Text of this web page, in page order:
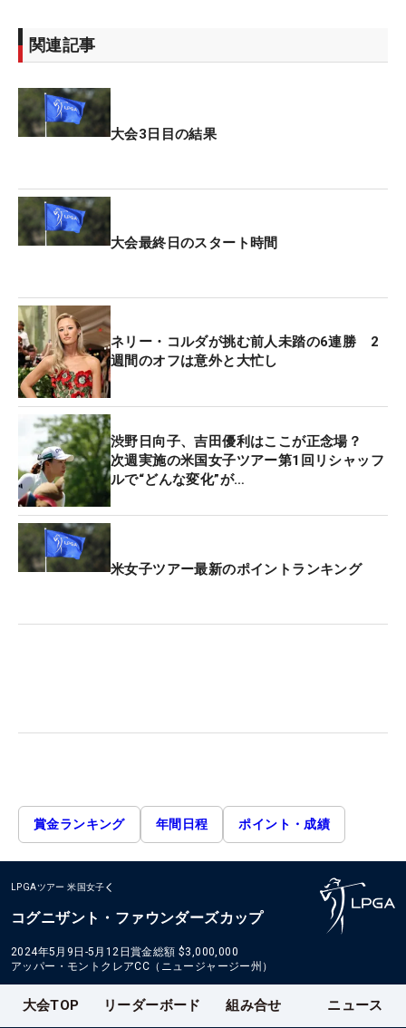
関連記事
大会3日目の結果
大会最終日のスタート時間
ネリー・コルダが挑む前人未踏の6連勝 2
週間のオフは意外と大忙し
渋野日向子、吉田優利はここが正念場？
次週実施の米国女子ツアー第1回リシャッフ
ルで“どんな変化”が…
米女子ツアー最新のポイントランキング
賞金ランキング 年間日程 ポイント・成績
LPGAツアー 米国女子
コグニザント・ファウンダーズカップ
2024年5月9日-5月12日賞金総額 $3,000,000
アッパー・モントクレアCC（ニュージャージー州）
大会TOP リーダーボード 組み合せ ニュース